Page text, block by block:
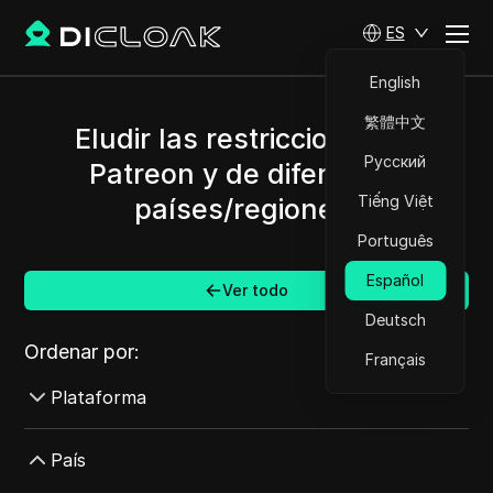
ES
English
繁體中文
Русский
Tiếng Việt
Português
Español
Deutsch
Français
Eludir las restricciones de
Patreon y de diferentes
países/regiones.
Ver todo
Ordenar por:
Plataforma
AdMob
País